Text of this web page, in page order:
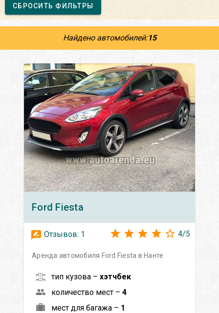
СБРОСИТЬ ФИЛЬТРЫ
Найдено автомобилей:15
Ford Fiesta
Отзывов: 1 4/5
Аренда автомобиля Ford Fiesta в Нанте
тип кузова – хэтчбек
количество мест – 4
мест для багажа – 1